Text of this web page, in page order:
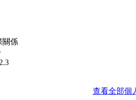
關係
查看全部個